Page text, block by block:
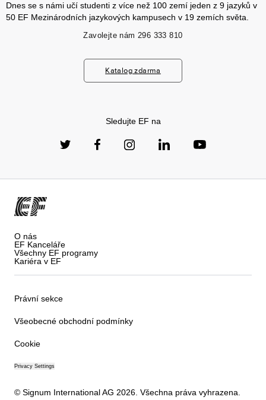
Dnes se s námi učí studenti z více než 100 zemí jeden z 9 jazyků v
50 EF Mezinárodních jazykových kampusech v 19 zemích světa.
Zavolejte nám 296 333 810
Katalog zdarma
Sledujte EF na
O nás
EF Kanceláře
Všechny EF programy
Kariéra v EF
Právní sekce
Všeobecné obchodní podmínky
Cookie
Privacy Settings
© Signum International AG 2026. Všechna práva vyhrazena.